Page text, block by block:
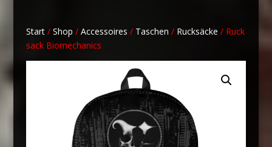
Start/ Shop / Accessoires / Taschen / Rucksäcke / Ruck
sack Biomechanics